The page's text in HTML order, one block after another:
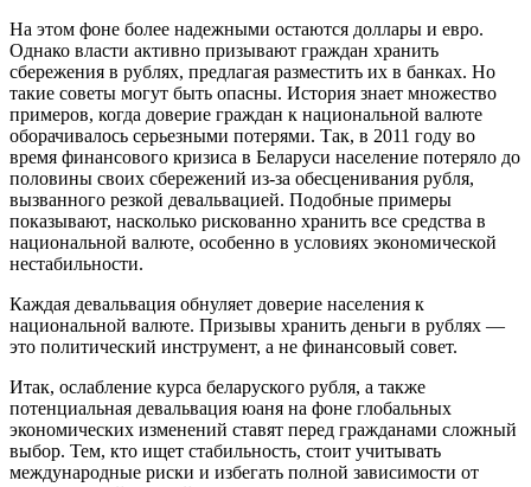
На этом фоне более надежными остаются доллары и евро.
Однако власти активно призывают граждан хранить
сбережения в рублях, предлагая разместить их в банках. Но
такие советы могут быть опасны. История знает множество
примеров, когда доверие граждан к национальной валюте
оборачивалось серьезными потерями. Так, в 2011 году во
время финансового кризиса в Беларуси население потеряло до
половины своих сбережений из-за обесценивания рубля,
вызванного резкой девальвацией. Подобные примеры
показывают, насколько рискованно хранить все средства в
национальной валюте, особенно в условиях экономической
нестабильности.
Каждая девальвация обнуляет доверие населения к
национальной валюте. Призывы хранить деньги в рублях —
это политический инструмент, а не финансовый совет.
Итак, ослабление курса беларуского рубля, а также
потенциальная девальвация юаня на фоне глобальных
экономических изменений ставят перед гражданами сложный
выбор. Тем, кто ищет стабильность, стоит учитывать
международные риски и избегать полной зависимости от